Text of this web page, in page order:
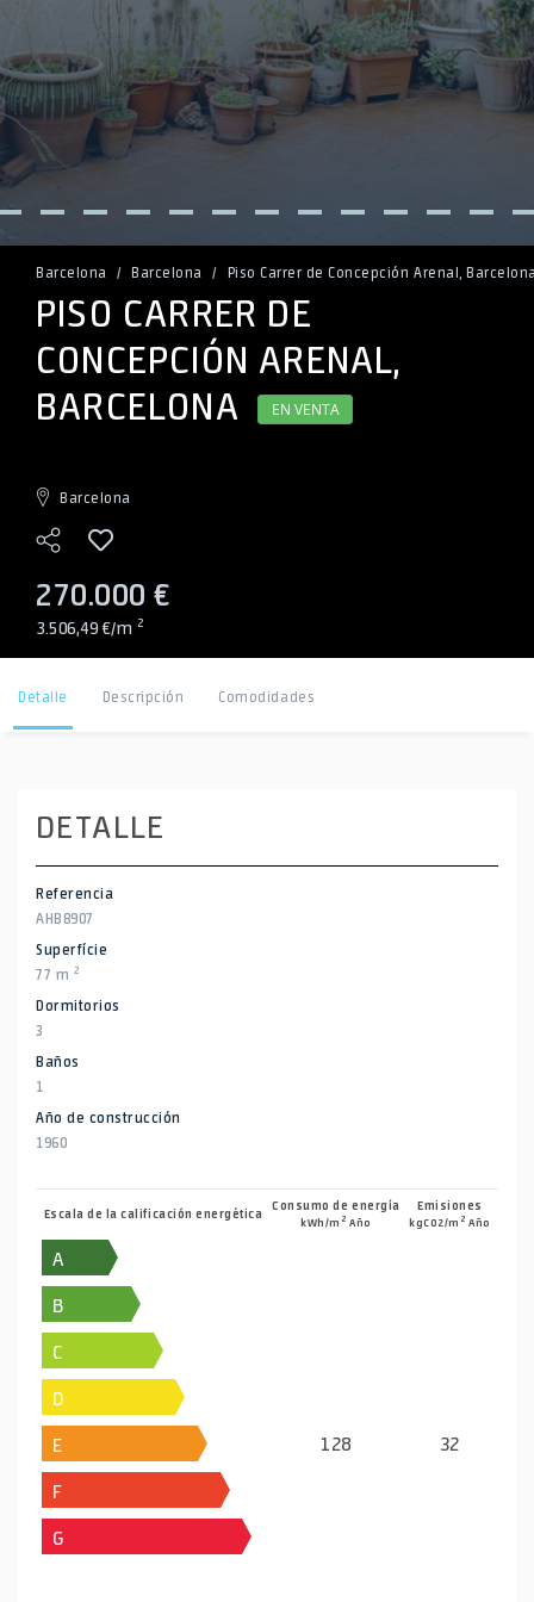
Barcelona Barcelona Piso Carrer de Concepción Arenal,
PISO CARRER DE
CONCEPCIÓN ARENAL,
BARCELONA
EN VENTA
Barcelona
270.000 €
3.506,49 €/m 2
Detalle Descripción Comodidades
DETALLE
Referencia
AHB8907
Superfície
77 m 2
Dormitorios
3
Baños
1
Año de construcción
1960
Escala de la calificación energética
Consumo de energía
kWh/m 2 Año
Emisiones
kgCO2/m 2 Año
A
B
C
D
E
128
32
F
G